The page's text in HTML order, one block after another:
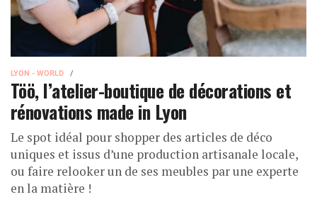
LYON - WORLD
Töö, l’atelier-boutique de décorations et
rénovations made in Lyon
Le spot idéal pour shopper des articles de déco
uniques et issus d’une production artisanale locale,
ou faire relooker un de ses meubles par une experte
en la matière !